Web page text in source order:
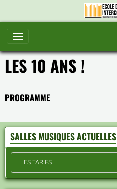
LES 10 ANS !
PROGRAMME
SALLES MUSIQUES ACTUELLES
LES TARIFS